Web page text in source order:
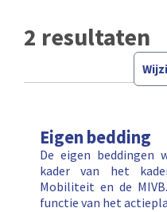
2 resultaten
Eigen bedding
De eigen beddingen
kader van het
Mobiliteit en de
functie van het